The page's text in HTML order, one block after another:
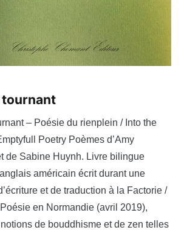
tournant
– Poésie du rienplein / Into the
Poetry Poèmes d’Amy
de Sabine Huynh. Livre bilingue
américain écrit durant une
et de traduction à la Factorie /
en Normandie (avril 2019),
de bouddhisme et de zen telles